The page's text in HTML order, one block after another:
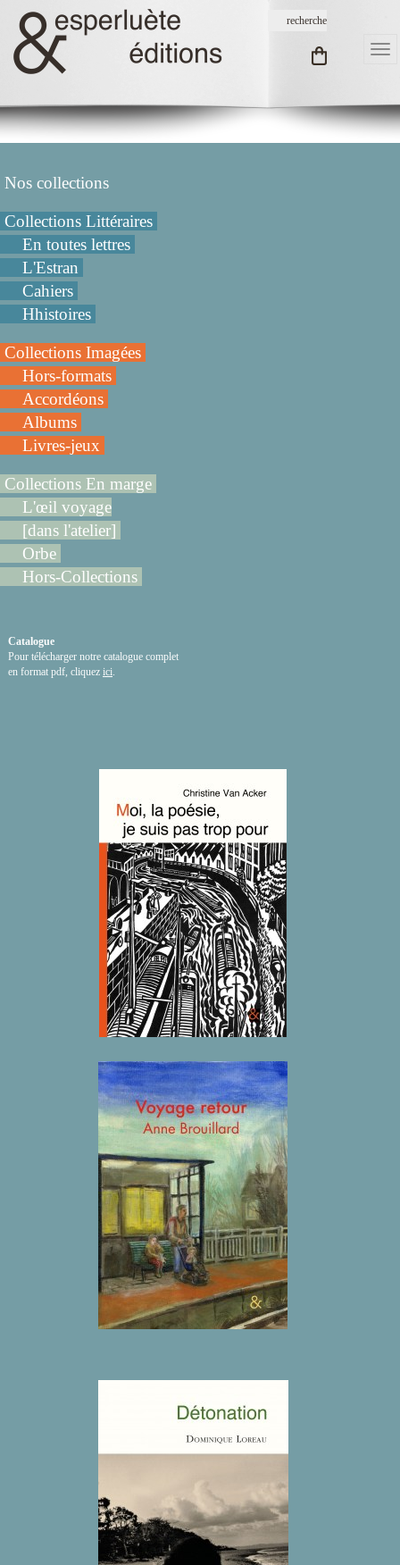
Nos collections
Collections Littéraires
En toutes lettres
L'Estran
Cahiers
Hhistoires
Collections Imagées
Hors-formats
Accordéons
Albums
Livres-jeux
Collections En marge
L'œil voyage
[dans l'atelier]
Orbe
Hors-Collections
Catalogue
Pour télécharger notre catalogue complet
en format pdf, cliquez ici.